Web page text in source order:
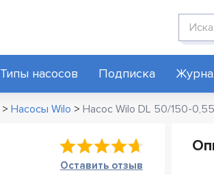
Поиск
Типы насосов Подписка
> Насосы Wilo > Насос Wilo DL 50/150-
Оставить отзыв